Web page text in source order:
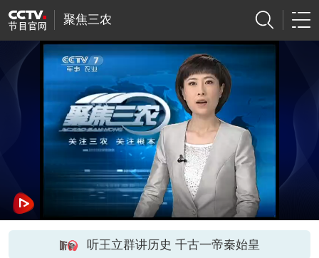
聚焦三农
听王立群讲历史 千古一帝秦始皇